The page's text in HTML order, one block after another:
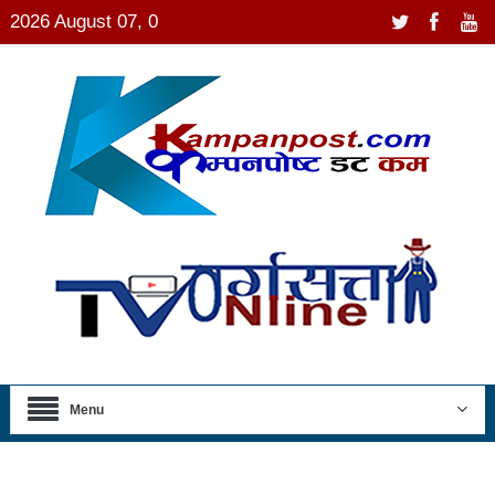
2026 August 07, 0
Menu